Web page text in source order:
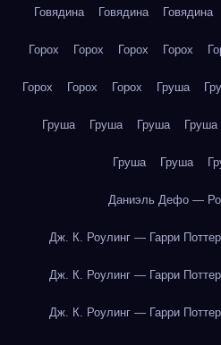
Говядина Говядина Говядина
Горох Горох Горох Горох
Горох Горох Горох Груша
Груша Груша Груша Груша
Груша Груша
Даниэль Дефо —
Дж. К. Роулинг — Гарри
Дж. К. Роулинг — Гарри
Дж. К. Роулинг — Гарри